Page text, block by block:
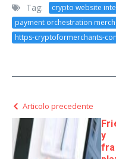
Tag: crypto website
payment orchestration
https-cryptoformerchants-
Articolo precedente
y